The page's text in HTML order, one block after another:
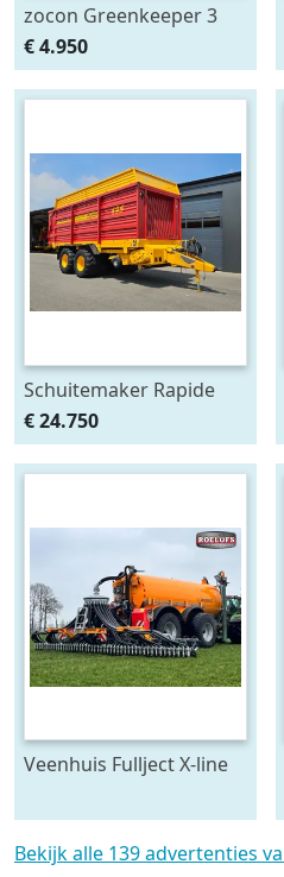
zocon Greenkeeper 3
mtr met Z150 PROF
zaaimachine
€ 4.950
Schuitemaker Rapide
135
opraapwagen/silagewagen
(bj 2012)
€ 24.750
Veenhuis Fullject X-line
Bekijk alle 139 advertenties